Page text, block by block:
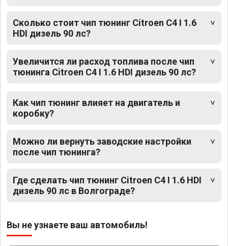
Сколько стоит чип тюнинг Citroen C4 I 1.6
HDI дизель 90 лс?
Увеличится ли расход топлива после чип
тюнинга Citroen C4 I 1.6 HDI дизель 90 лс?
Как чип тюнинг влияет на двигатель и
коробку?
Можно ли вернуть заводские настройки
после чип тюнинга?
Где сделать чип тюнинг Citroen C4 I 1.6 HDI
дизель 90 лс в Волгограде?
Вы не узнаете ваш автомобиль!